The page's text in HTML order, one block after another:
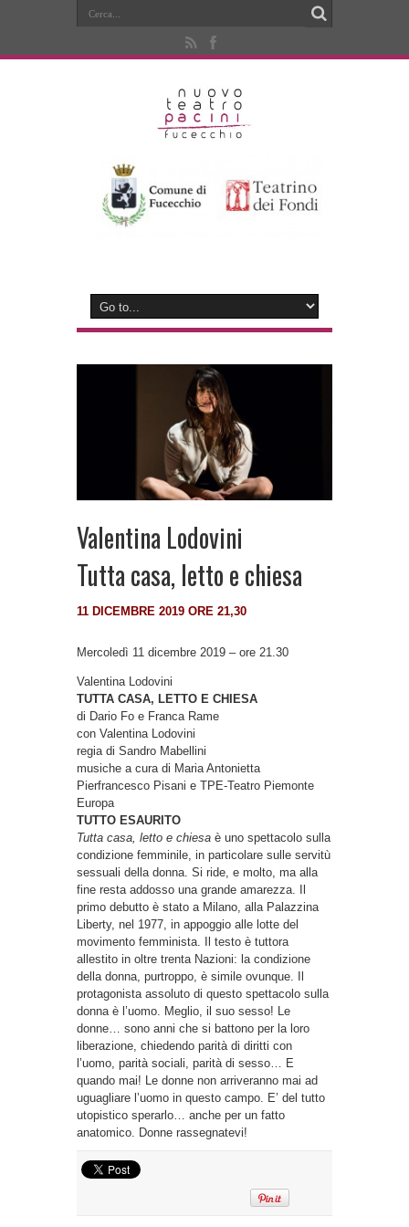
Valentina Lodovini
Tutta casa, letto e chiesa
11 DICEMBRE 2019 ORE 21,30
Mercoledì 11 dicembre 2019 – ore 21.30
Valentina Lodovini
TUTTA CASA, LETTO E CHIESA
di Dario Fo e Franca Rame
con Valentina Lodovini
regia di Sandro Mabellini
musiche a cura di Maria Antonietta
Pierfrancesco Pisani e TPE-Teatro Piemonte
Europa
TUTTO ESAURITO
Tutta casa, letto e chiesa è uno spettacolo sulla
condizione femminile, in particolare sulle servitù
sessuali della donna. Si ride, e molto, ma alla
fine resta addosso una grande amarezza. Il
primo debutto è stato a Milano, alla Palazzina
Liberty, nel 1977, in appoggio alle lotte del
movimento femminista. Il testo è tuttora
allestito in oltre trenta Nazioni: la condizione
della donna, purtroppo, è simile ovunque. Il
protagonista assoluto di questo spettacolo sulla
donna è l’uomo. Meglio, il suo sesso! Le
donne… sono anni che si battono per la loro
liberazione, chiedendo parità di diritti con
l’uomo, parità sociali, parità di sesso… E
quando mai! Le donne non arriveranno mai ad
uguagliare l’uomo in questo campo. E’ del tutto
utopistico sperarlo… anche per un fatto
anatomico. Donne rassegnatevi!